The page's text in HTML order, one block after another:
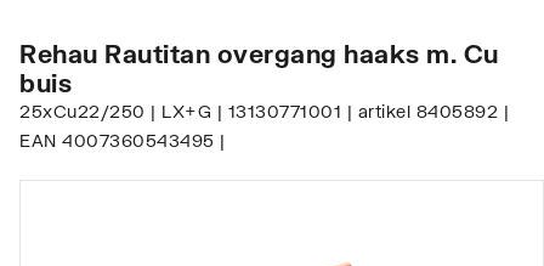
Rehau Rautitan overgang haaks m. Cu
buis
25xCu22/250 | LX+G | 13130771001 | artikel 8405892 |
EAN 4007360543495 |